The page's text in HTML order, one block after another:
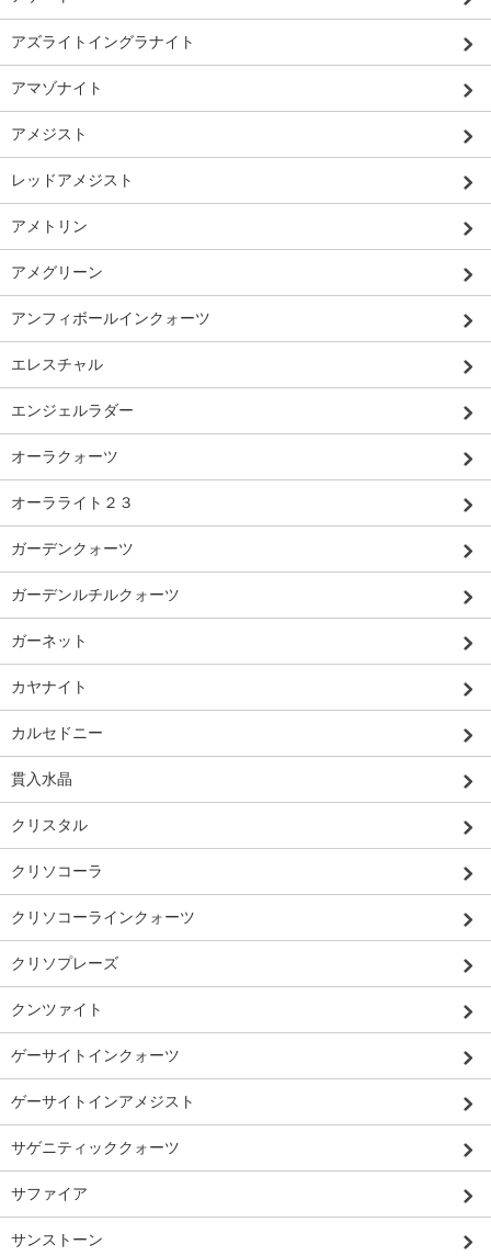
アズライトイングラナイト
アマゾナイト
アメジスト
レッドアメジスト
アメトリン
アメグリーン
アンフィボールインクォーツ
エレスチャル
エンジェルラダー
オーラクォーツ
オーラライト２３
ガーデンクォーツ
ガーデンルチルクォーツ
ガーネット
カヤナイト
カルセドニー
貫入水晶
クリスタル
クリソコーラ
クリソコーラインクォーツ
クリソプレーズ
クンツァイト
ゲーサイトインクォーツ
ゲーサイトインアメジスト
サゲニティッククォーツ
サファイア
サンストーン